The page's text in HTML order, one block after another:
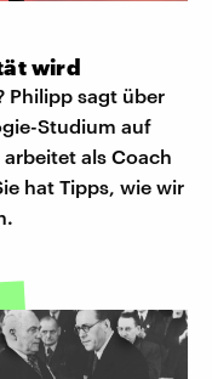
wird
Philipp sagt über
Studium auf
als Coach
hat Tipps, wie wir